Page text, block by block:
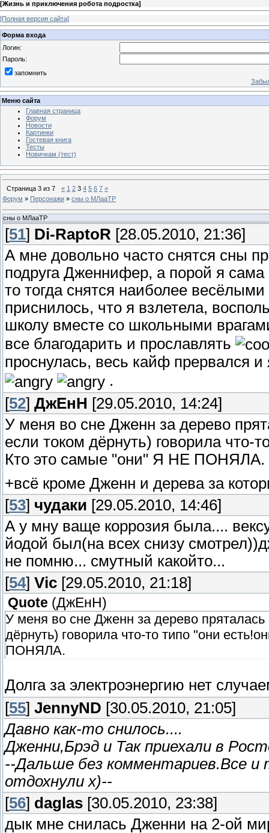
[Жизнь и приключения робота подростка]
[Полная версия сайта]
Форма входа
Логин:
Пароль:
запомнить
Меню сайта
Главная страница
Форум
Новости
Картинки
Гостевая книга
Тесты
Новичкам (тест)
Страница 3 из 7 « 1 2 3 4 5 6 7 »
Форум » Персонажи » сны о МЛааТР
сны о МЛааТР
[51] Di-RaptoR [28.05.2010, 21:36]
А мне довольно часто снятся сны
подруга Дженнифер, а порой я
то тогда снятся наиболее
приснилось, что я взлетела,
школу вместе со школьными
все благодарить и прославлять
проснулась, весь кайф прервался
.
[52] ДжЕнН [29.05.2010, 14:24]
У меня во сне Дженн за дерево
если током дёрнуть) говорила что-
Кто это самые "они" Я НЕ ПОНЯЛА.
+всё кроме Дженн и дерева за
[53] чудаки [29.05.2010, 14:46]
А у мну ваще коррозия была....
йодой был(на всех снизу
не помню... смутный какойто...
[54] Vic [29.05.2010, 21:18]
Quote (ДжЕнН)
У меня во сне Дженн за дерево
дёрнуть) говорила что-то типо "они
ПОНЯЛА.
Долга за электроэнергию нет
[55] JennyND [30.05.2010, 21:05]
Давно как-то снилось....
Дженни,Брэд и Так приехали в
--Дальше без комментариев.Все и
отдохнули х)--
[56] daglas [30.05.2010, 23:38]
дык мне снилась Дженни на 2-ой